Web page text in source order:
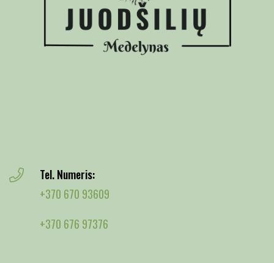
Tel. Numeris:
+370 670 93609
+370 676 97376